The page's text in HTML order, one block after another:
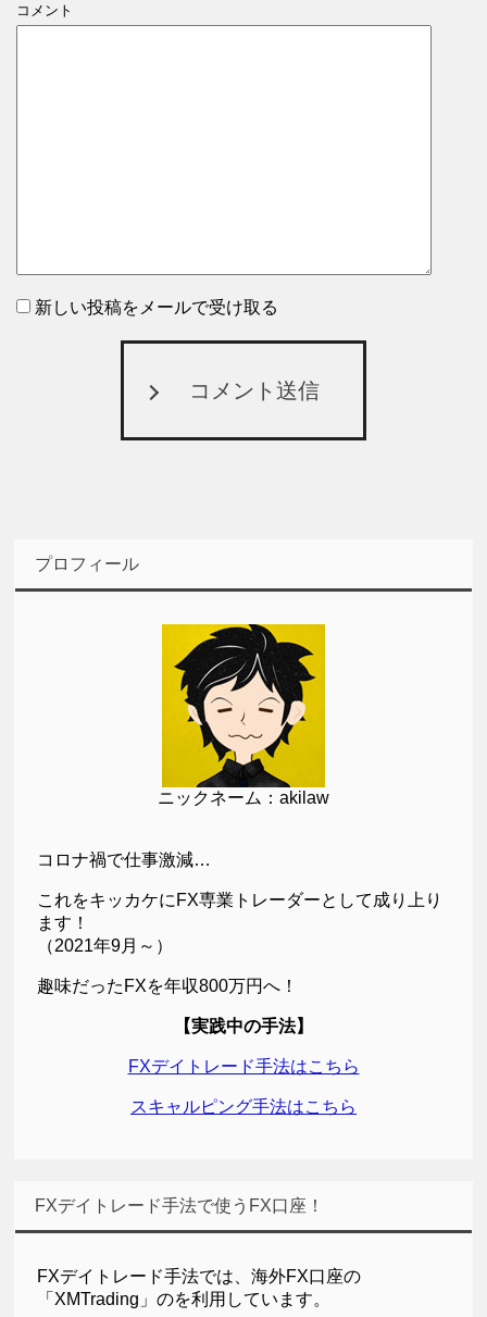
コメント
新しい投稿をメールで受け取る
コメント送信
プロフィール
ニックネーム：akilaw
コロナ禍で仕事激減…
これをキッカケにFX専業トレーダーとして成り上り
ます！
（2021年9月～）
趣味だったFXを年収800万円へ！
【実践中の手法】
FXデイトレード手法はこちら
スキャルピング手法はこちら
FXデイトレード手法で使うFX口座！
FXデイトレード手法では、海外FX口座の
「XMTrading」のを利用しています。